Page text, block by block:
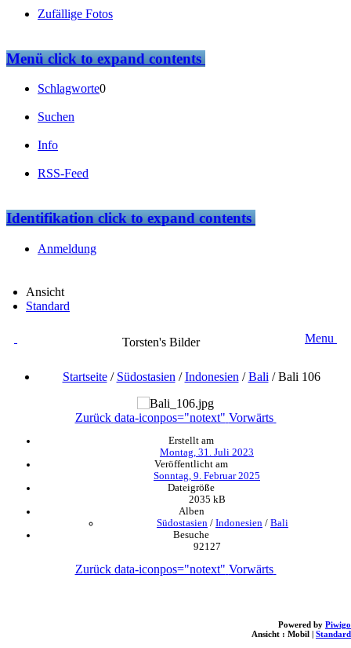
Zufällige Fotos
Menüclick to expand contents
Schlagworte0
Suchen
Info
RSS-Feed
Identifikationclick to expand contents
Anmeldung
Ansicht
Standard
Torsten's Bilder Menu
Startseite/ Südostasien /Indonesien /Bali /Bali 106
Zurück data-iconpos="notext" Vorwärts
Erstellt am
Montag, 31. Juli 2023
Veröffentlicht am
Sonntag, 9. Februar 2025
Dateigröße
2035 kB
Alben
Südostasien / Indonesien / Bali
Besuche
92127
Zurück data-iconpos="notext" Vorwärts
Powered by Piwigo
Ansicht : Mobil | Standard